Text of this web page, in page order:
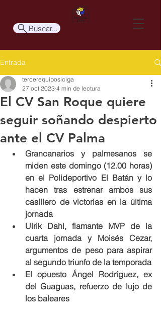
Buscar...
Entrada
El CV San Roque quiere
seguir soñando despierto
ante el CV Palma
tercerequiposiciga
27 oct 2023 4 min de lectura
Grancanarios y palmesanos se
miden este domingo (12.00 horas)
en el Polideportivo El Batán y lo
hacen tras estrenar ambos sus
casillero de victorias en la última
jornada
Ulrik Dahl, flamante MVP de la
cuarta jornada y Moisés Cezar,
argumentos de peso para aspirar
al segundo triunfo de la temporada
El opuesto Ángel Rodríguez, ex
del Guaguas, refuerzo de lujo de
los baleares